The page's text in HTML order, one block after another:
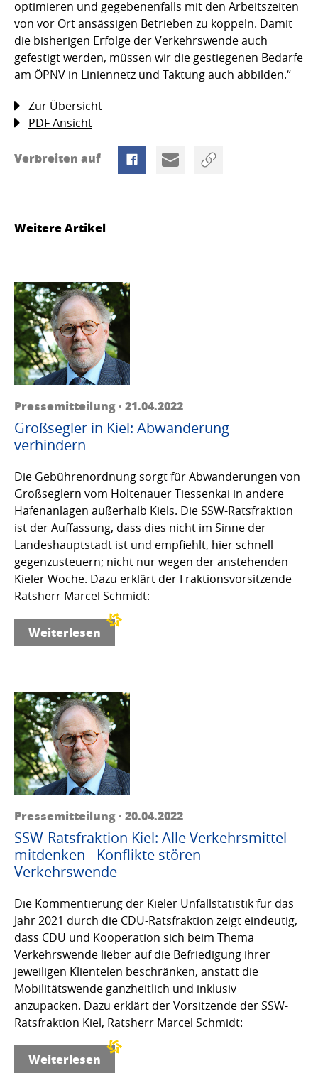
optimieren und gegebenenfalls mit den Arbeitszeiten
von vor Ort ansässigen Betrieben zu koppeln. Damit
die bisherigen Erfolge der Verkehrswende auch
gefestigt werden, müssen wir die gestiegenen Bedarfe
am ÖPNV in Liniennetz und Taktung auch abbilden.“
Zur Übersicht
PDF Ansicht
Verbreiten auf
Weitere Artikel
Pressemitteilung · 21.04.2022
Großsegler in Kiel: Abwanderung
verhindern
Die Gebührenordnung sorgt für Abwanderungen von
Großseglern vom Holtenauer Tiessenkai in andere
Hafenanlagen außerhalb Kiels. Die SSW-Ratsfraktion
ist der Auffassung, dass dies nicht im Sinne der
Landeshauptstadt ist und empfiehlt, hier schnell
gegenzusteuern; nicht nur wegen der anstehenden
Kieler Woche. Dazu erklärt der Fraktionsvorsitzende
Ratsherr Marcel Schmidt:
Weiterlesen
Pressemitteilung · 20.04.2022
SSW-Ratsfraktion Kiel: Alle Verkehrsmittel
mitdenken - Konflikte stören
Verkehrswende
Die Kommentierung der Kieler Unfallstatistik für das
Jahr 2021 durch die CDU-Ratsfraktion zeigt eindeutig,
dass CDU und Kooperation sich beim Thema
Verkehrswende lieber auf die Befriedigung ihrer
jeweiligen Klientelen beschränken, anstatt die
Mobilitätswende ganzheitlich und inklusiv
anzupacken. Dazu erklärt der Vorsitzende der SSW-
Ratsfraktion Kiel, Ratsherr Marcel Schmidt:
Weiterlesen